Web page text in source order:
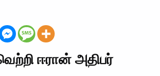
ஈரான் அதிபர்